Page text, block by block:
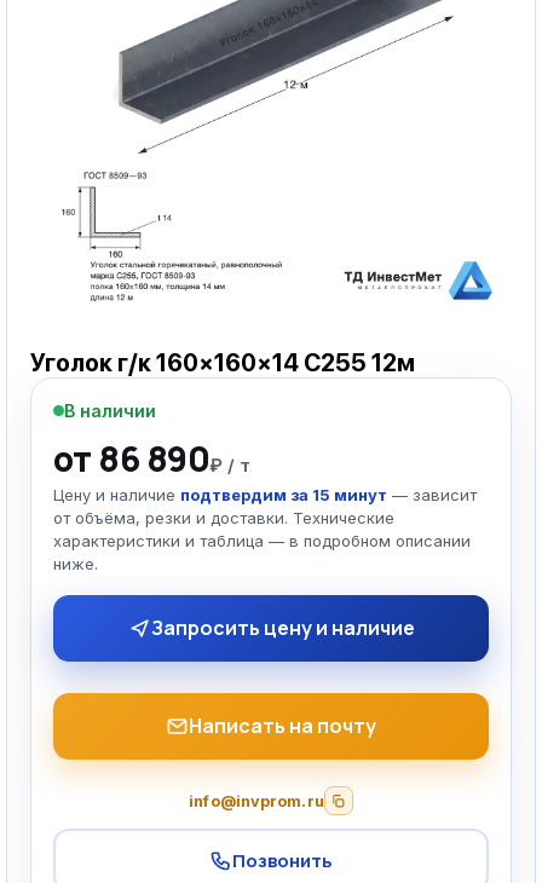
Уголок г/к 160×160×14 С255 12м
В наличии
от 86 890₽ / т
Цену и наличие подтвердим за 15 минут — зависит
от объёма, резки и доставки. Технические
характеристики и таблица — в подробном описании
ниже.
Запросить цену и наличие
Написать на почту
info@invprom.ru
Позвонить